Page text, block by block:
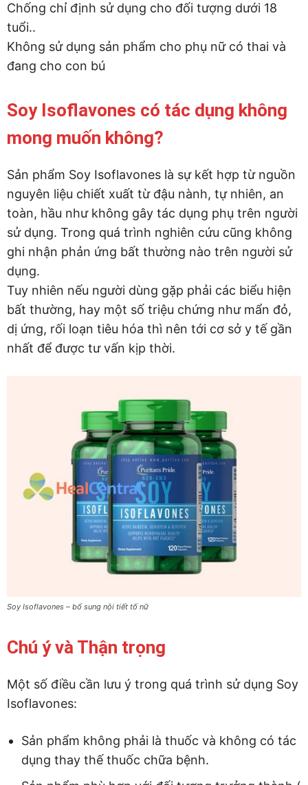
Chống chỉ định sử dụng cho đối tượng dưới 18
tuổi..
Không sử dụng sản phẩm cho phụ nữ có thai và
đang cho con bú
Soy Isoflavones có tác dụng không
mong muốn không?
Sản phẩm Soy Isoflavones là sự kết hợp từ nguồn
nguyên liệu chiết xuất từ đậu nành, tự nhiên, an
toàn, hầu như không gây tác dụng phụ trên người
sử dụng. Trong quá trình nghiên cứu cũng không
ghi nhận phản ứng bất thường nào trên người sử
dụng.
Tuy nhiên nếu người dùng gặp phải các biểu hiện
bất thường, hay một số triệu chứng như mẩn đỏ,
dị ứng, rối loạn tiêu hóa thì nên tới cơ sở y tế gần
nhất để được tư vấn kịp thời.
Soy Isoflavones – bổ sung nội tiết tố nữ
Chú ý và Thận trọng
Một số điều cần lưu ý trong quá trình sử dụng Soy
Isoflavones:
Sản phẩm không phải là thuốc và không có tác
dụng thay thế thuốc chữa bệnh.